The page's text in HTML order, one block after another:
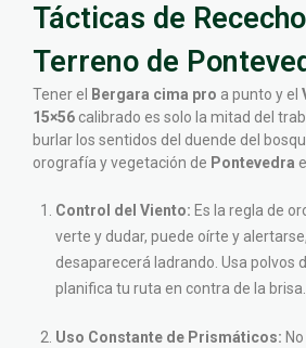
Tácticas de
Terreno de
Tener el Bergara cima pro a punto y el
15×56 calibrado es solo la mitad del
burlar los sentidos del duende del
orografía y vegetación de Pontevedra
Control del Viento: Es la regla de
verte y dudar, puede oírte y
desaparecerá ladrando. Usa polvos
planifica tu ruta en contra de la brisa.
Uso Constante de Prismáticos: